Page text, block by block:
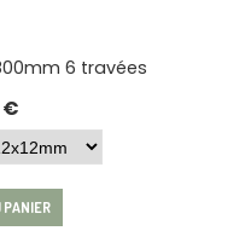
6 travées
€
PANIER